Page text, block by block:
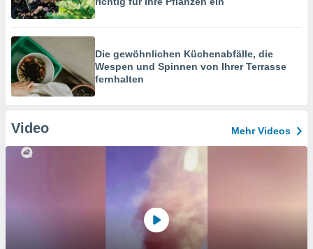
Die gewöhnlichen Küchenabfälle, die
Wespen und Spinnen von Ihrer Terrasse
fernhalten
Video Mehr Videos